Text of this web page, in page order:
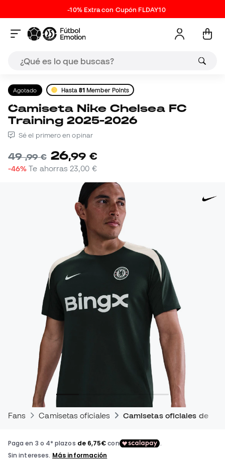
-10% Extra con Cupón FLDAY10
Agotado Hasta81 Member Points
Camiseta Nike Chelsea FC
Training 2025-2026
Sé el primero en opinar
49,99 € 26,99 €
-46% Te ahorras 23,00 €
Fans Camisetas oficiales Camisetas oficiales de